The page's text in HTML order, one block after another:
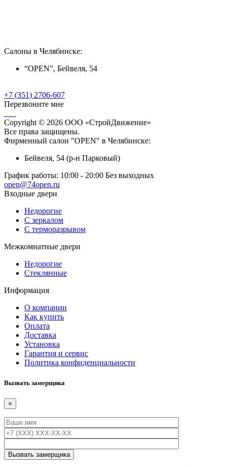
Салоны в Челябинске:
“OPEN”, Бейвеля, 54
+7 (351) 2706-607
Перезвоните мне
Copyright © 2026 ООО «СтройДвижение»
Все права защищены.
Фирменный салон "OPEN" в Челябинске:
Бейвеля, 54 (р-н Парковый)
График работы: 10:00 - 20:00 Без выходных
open@74open.ru
Входные двери
Недорогие
С зеркалом
С терморазрывом
Межкомнатные двери
Недорогие
Стеклянные
Информация
О компании
Как купить
Оплата
Доставка
Установка
Гарантия и сервис
Политика конфиденциальности
Вызвать замерщика
×